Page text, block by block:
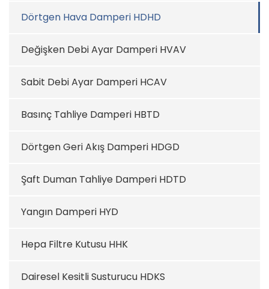
Dörtgen Hava Damperi HDHD
Değişken Debi Ayar Damperi HVAV
Sabit Debi Ayar Damperi HCAV
Basınç Tahliye Damperi HBTD
Dörtgen Geri Akış Damperi HDGD
Şaft Duman Tahliye Damperi HDTD
Yangın Damperi HYD
Hepa Filtre Kutusu HHK
Dairesel Kesitli Susturucu HDKS